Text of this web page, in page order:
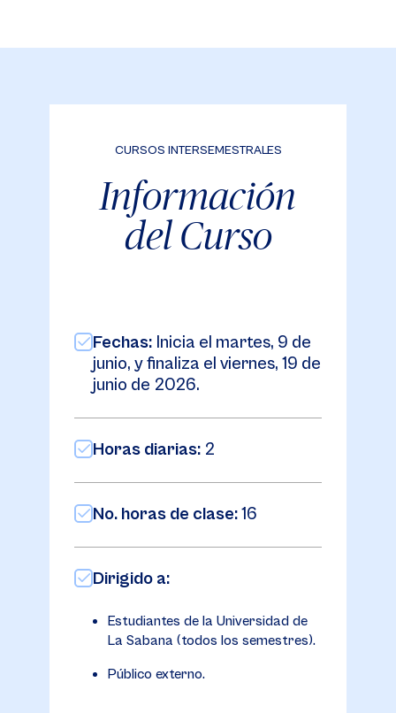
CURSOS INTERSEMESTRALES
Información
del Curso
Fechas: Inicia el martes, 9 de
junio, y finaliza el viernes, 19 de
junio de 2026.
Horas diarias: 2
No. horas de clase:16
Dirigido a:
Estudiantes de la Universidad de
La Sabana (todos los semestres).
Público externo.